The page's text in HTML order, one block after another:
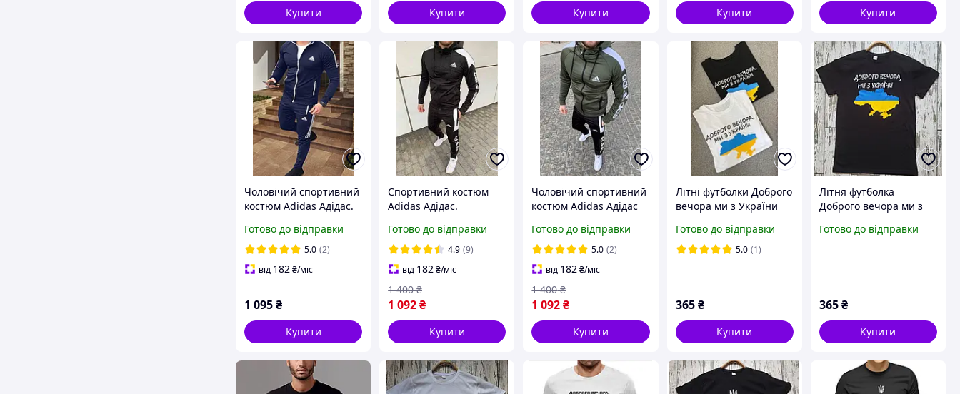
Купити Купити Купити Купити Купити
Чоловічий спортивний
костюм Adidas Адідас.
чоловічий Адідас.
Спортивний костюм
Adidas
Готово до відправки
5.0 (2)
від 182₴/міс
1 095₴
Купити
Спортивний костюм
Adidas Адідас.
костюм Adidas весна
осінь
Готово до відправки
4.9 (9)
від 182₴/міс
1 092₴
1 400 ₴
Купити
Чоловічий спортивний
костюм Adidas Адідас
спортивний костюм
Adidas.Спортивний
костюм Adidas
Готово до відправки
5.0 (2)
від 182₴/міс
1 092₴
1 400 ₴
Купити
Літні футболки Доброго
вечора ми з України
Готово до відправки
5.0 (1)
365 ₴
Купити
Літня футболка
Доброго вечора ми з
Готово до відправки
365₴
Купити